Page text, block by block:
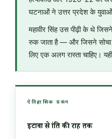
घटनाओं ने उत्तर प्रदेश के युवाओं
महावीर सिंह उस पीढ़ी के थे
रुक जाता है — और जिसने सोचा
लिए एक अलग रास्ता चाहिए।
ऐतिहासिक प्रसंग
इटावा से क्रांति की राह तक